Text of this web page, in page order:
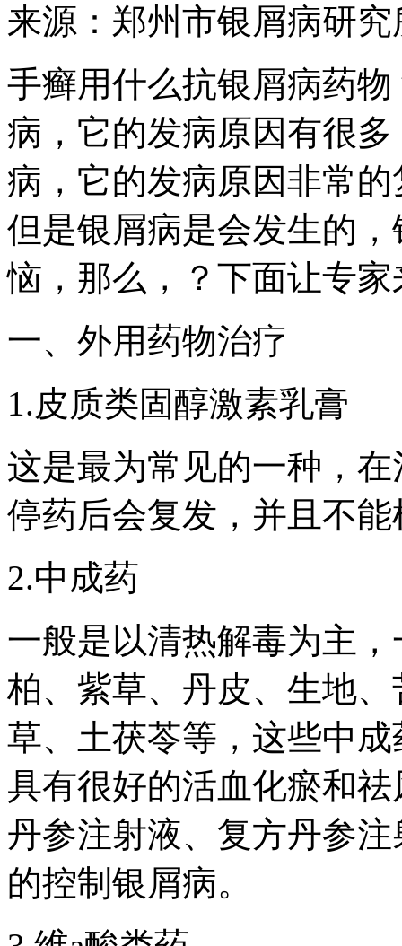
来源：郑州市银屑病研究
手癣用什么抗银屑病药
病，它的发病原因有很
病，它的发病原因非常
但是银屑病是会发生的
恼，那么，？下面让专
一、外用药物治疗
1.皮质类固醇激素乳膏
这是最为常见的一种，
停药后会复发，并且不能
2.中成药
一般是以清热解毒为主
柏、紫草、丹皮、生地
草、土茯苓等，这些中
具有很好的活血化瘀和
丹参注射液、复方丹参
的控制银屑病。